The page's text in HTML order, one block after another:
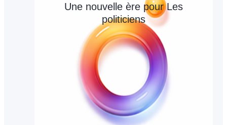
Une nouvelle ère pour Les
politiciens